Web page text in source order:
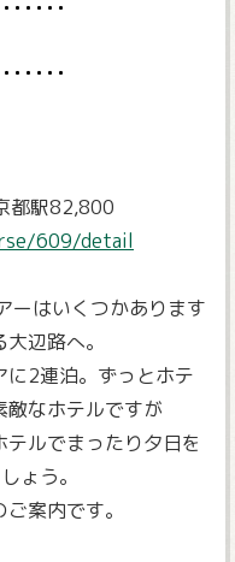
都駅82,800
609/detail
ーはいくつかあります
辺路へ。
2連泊。ずっとホテ
敵なホテルですが
ルでまったり夕日を
ょう。
案内です。